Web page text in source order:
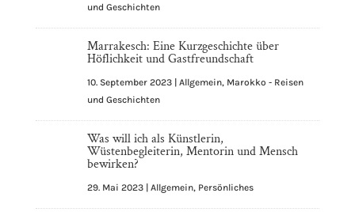
und Geschichten
Marrakesch: Eine Kurzgeschichte über
Höflichkeit und Gastfreundschaft
10. September 2023| Allgemein, Marokko - Reisen
und Geschichten
Was will ich als Künstlerin,
Wüstenbegleiterin, Mentorin und Mensch
bewirken?
29. Mai 2023| Allgemein, Persönliches